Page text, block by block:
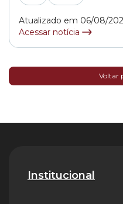
Atualizado em 06/08/
Acessar notícia
Voltar
Institucional